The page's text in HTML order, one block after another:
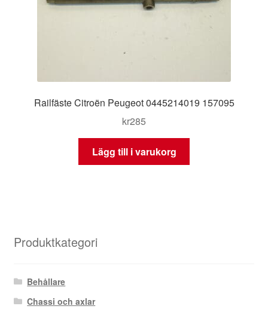
Railfäste Citroën Peugeot 0445214019 157095
kr285
Lägg till i varukorg
Produktkategori
Behållare
Chassi och axlar